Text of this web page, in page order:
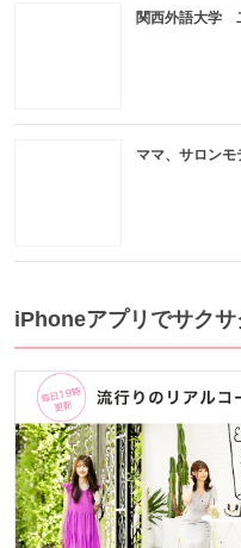
関西外語大学
ママ、サロン
iPhoneアプリでサク